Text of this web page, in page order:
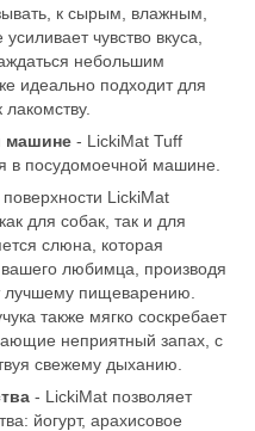
к сырым, влажным,
чувство вкуса,
небольшим
идеально подходит для
машине - LickiMat Tuff
в посудомоечной машине.
поверхности LickiMat
для собак, так и для
слюна, которая
любимца, производя
лучшему пищеварению.
также мягко соскребает
неприятный запах, с
свежему дыханию.
- LickiMat позволяет
йогурт, арахисовое